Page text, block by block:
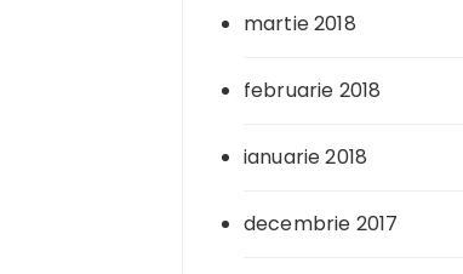
martie 2018
februarie 2018
ianuarie 2018
decembrie 2017